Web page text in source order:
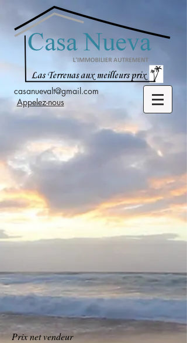
casanuevalt@gmail.com
Appelez-nous
Prix net vendeur